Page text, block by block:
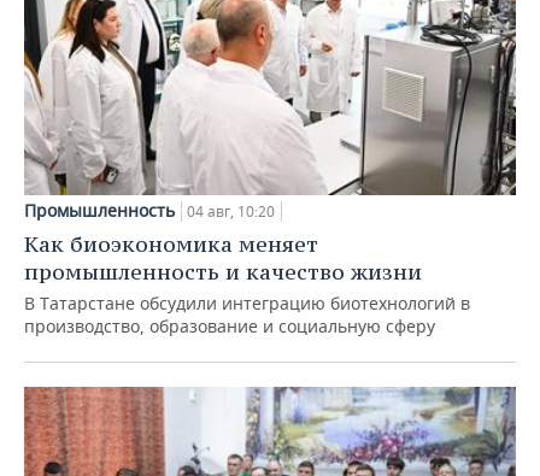
Промышленность 04 авг, 10:20
Как биоэкономика меняет
промышленность и качество жизни
В Татарстане обсудили интеграцию биотехнологий в
производство, образование и социальную сферу